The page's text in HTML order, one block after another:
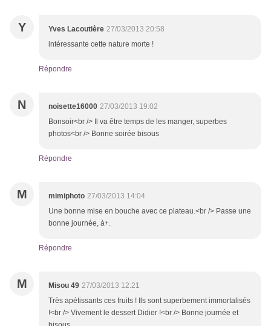
Y Yves Lacoutière 27/03/2013 20:58
intéressante cette nature morte !
Répondre
N noisette16000 27/03/2013 19:02
Bonsoir<br /> Il va être temps de les manger, superbes
photos<br /> Bonne soirée bisous
Répondre
M mimiphoto 27/03/2013 14:04
Une bonne mise en bouche avec ce plateau.<br /> Passe une
bonne journée, à+.
Répondre
M Misou 49 27/03/2013 12:21
Très apétissants ces fruits ! Ils sont superbement immortalisés
!<br /> Vivement le dessert Didier !<br /> Bonne journée et